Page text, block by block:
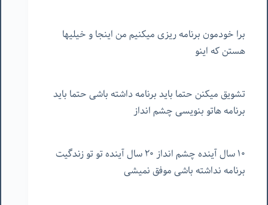
برا خودمون برنامه ریزی میکنیم من اینجا و خیلیها
هستن که اینو
تشویق میکنن حتما باید برنامه داشته باشی حتما باید
برنامه هاتو بنویسی چشم انداز
۱۰ سال آینده چشم انداز ۲۰ سال آینده تو تو زندگیت
برنامه نداشته باشی موفق نمیشی